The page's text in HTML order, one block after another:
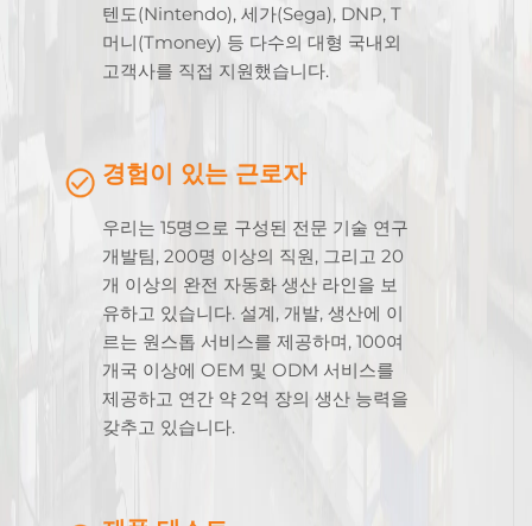
텐도(Nintendo), 세가(Sega), DNP, T
머니(Tmoney) 등 다수의 대형 국내외
고객사를 직접 지원했습니다.
경험이 있는 근로자
우리는 15명으로 구성된 전문 기술 연구
개발팀, 200명 이상의 직원, 그리고 20
개 이상의 완전 자동화 생산 라인을 보
유하고 있습니다. 설계, 개발, 생산에 이
르는 원스톱 서비스를 제공하며, 100여
개국 이상에 OEM 및 ODM 서비스를
제공하고 연간 약 2억 장의 생산 능력을
갖추고 있습니다.